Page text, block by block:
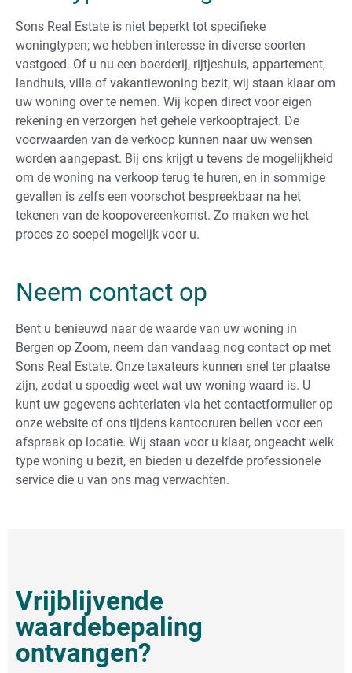
Sons Real Estate is niet beperkt tot specifieke
woningtypen; we hebben interesse in diverse soorten
vastgoed. Of u nu een boerderij, rijtjeshuis, appartement,
landhuis, villa of vakantiewoning bezit, wij staan klaar om
uw woning over te nemen. Wij kopen direct voor eigen
rekening en verzorgen het gehele verkooptraject. De
voorwaarden van de verkoop kunnen naar uw wensen
worden aangepast. Bij ons krijgt u tevens de mogelijkheid
om de woning na verkoop terug te huren, en in sommige
gevallen is zelfs een voorschot bespreekbaar na het
tekenen van de koopovereenkomst. Zo maken we het
proces zo soepel mogelijk voor u.
Neem contact op
Bent u benieuwd naar de waarde van uw woning in
Bergen op Zoom, neem dan vandaag nog contact op met
Sons Real Estate. Onze taxateurs kunnen snel ter plaatse
zijn, zodat u spoedig weet wat uw woning waard is. U
kunt uw gegevens achterlaten via het contactformulier op
onze website of ons tijdens kantooruren bellen voor een
afspraak op locatie. Wij staan voor u klaar, ongeacht welk
type woning u bezit, en bieden u dezelfde professionele
service die u van ons mag verwachten.
Vrijblijvende
waardebepaling
ontvangen?